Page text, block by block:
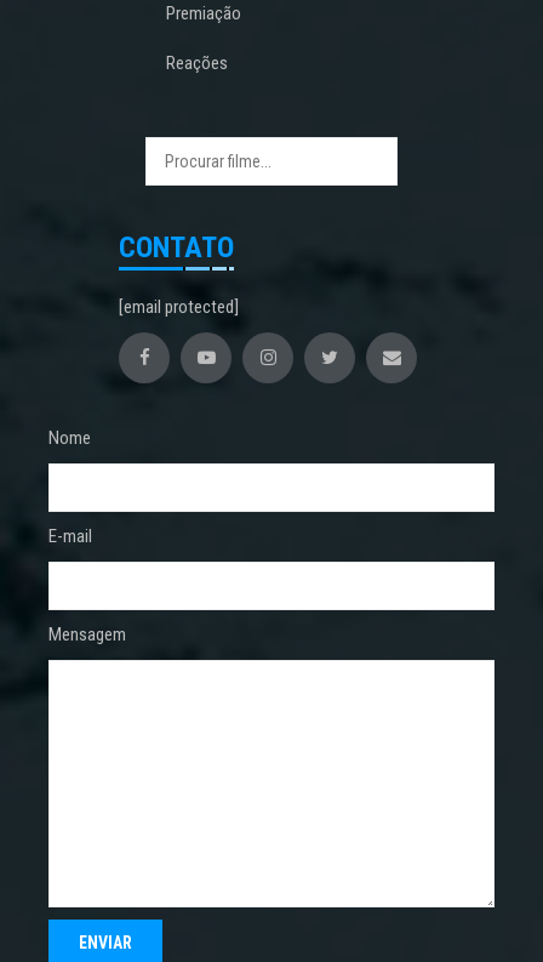
Premiação
Reações
CONTATO
[email protected]
Nome
E-mail
Mensagem